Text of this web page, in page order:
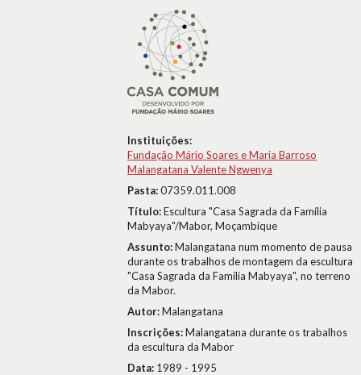
Instituições:
Fundação Mário Soares e Maria Barroso
Malangatana Valente Ngwenya
Pasta:07359.011.008
Título:Escultura "Casa Sagrada da Família
Mabyaya"/Mabor, Moçambique
Assunto:Malangatana num momento de pausa
durante os trabalhos de montagem da escultura
"Casa Sagrada da Família Mabyaya", no terreno
da Mabor.
Autor:Malangatana
Inscrições:Malangatana durante os trabalhos
da escultura da Mabor
Data: 1989 - 1995